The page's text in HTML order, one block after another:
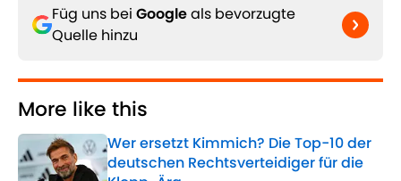
Füg uns bei Googleals bevorzugte
Quelle hinzu
More like this
Wer ersetzt Kimmich? Die Top-10 der
deutschen Rechtsverteidiger für die